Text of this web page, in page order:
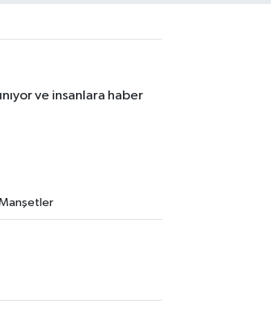
ve insanlara haber